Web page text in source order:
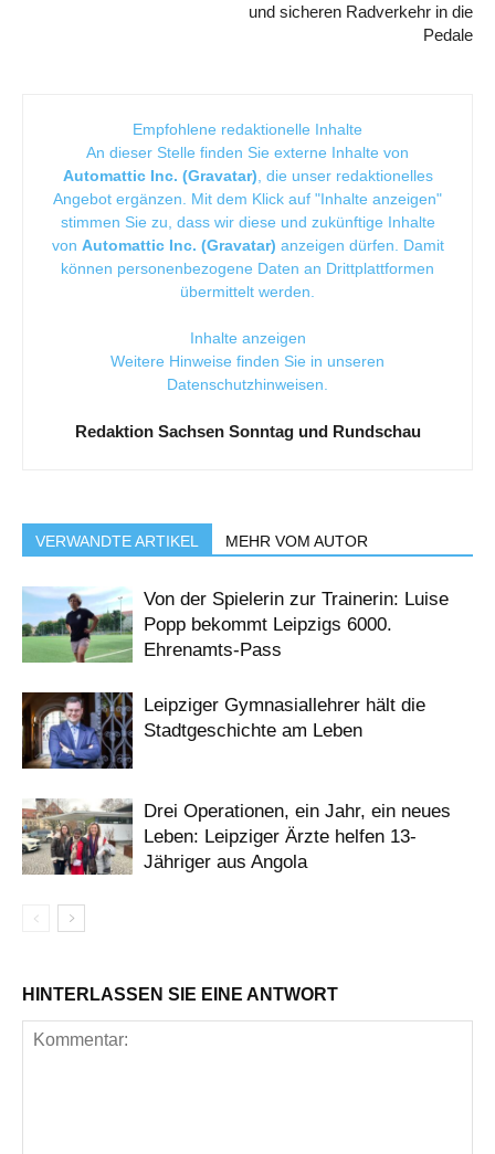
und sicheren Radverkehr in die
Pedale
Empfohlene redaktionelle Inhalte
An dieser Stelle finden Sie externe Inhalte von
Automattic Inc. (Gravatar) , die unser redaktionelles
Angebot ergänzen. Mit dem Klick auf "Inhalte anzeigen"
stimmen Sie zu, dass wir diese und zukünftige Inhalte
von Automattic Inc. (Gravatar) anzeigen dürfen. Damit
können personenbezogene Daten an Drittplattformen
übermittelt werden.
Inhalte anzeigen
Weitere Hinweise finden Sie in unseren
Datenschutzhinweisen
Redaktion Sachsen Sonntag und Rundschau
VERWANDTE ARTIKEL MEHR VOM AUTOR
Von der Spielerin zur Trainerin: Luise
Popp bekommt Leipzigs 6000.
Ehrenamts-Pass
Leipziger Gymnasiallehrer hält die
Stadtgeschichte am Leben
Drei Operationen, ein Jahr, ein neues
Leben: Leipziger Ärzte helfen 13-
Jähriger aus Angola
HINTERLASSEN SIE EINE ANTWORT